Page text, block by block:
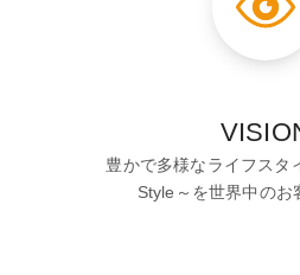
豊かで多様なライフスタ
Style～を世界中のお